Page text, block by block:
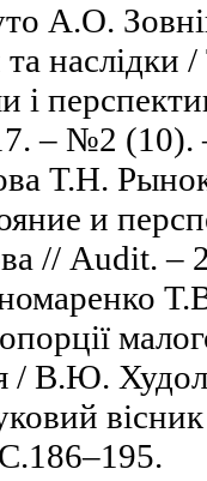
А.О.
та
і
– №2 (10).
Т.Н.
и
// Audit. –
/ В.Ю.